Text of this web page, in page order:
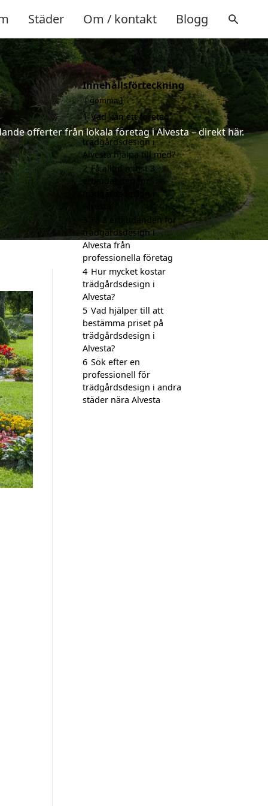
Städer Om / kontakt Blogg
offerter från lokala företag i Alvesta – direkt här.
Innehållsförteckning
gömma
1 Vad kan ett företag
som är specialiserat på
trädgårdsdesign i
Alvesta hjälpa till med?
2 Få alltid minst 3
erbjudanden för
trädgårdsdesign i
Få 3 erbjudanden för
trädgårdsdesign i
Alvesta från
professionella företag
4 Hur mycket kostar
trädgårdsdesign i
Alvesta?
5 Vad hjälper till att
bestämma priset på
trädgårdsdesign i
Alvesta?
6 Sök efter en
professionell för
trädgårdsdesign i andra
städer nära Alvesta